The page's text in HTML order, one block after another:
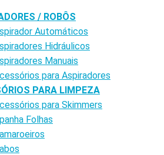
/ ROBÔS
Automáticos
Hidráulicos
Manuais
para Aspiradores
PARA LIMPEZA
para Skimmers
Folhas